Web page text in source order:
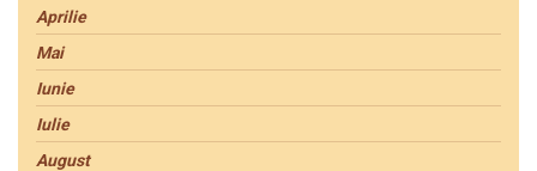
Aprilie
Mai
Iunie
Iulie
August